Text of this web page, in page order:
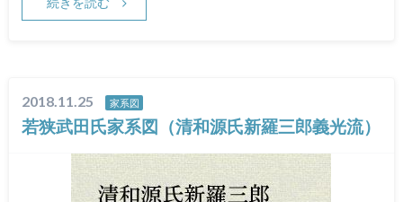
2018.11.25 家系図
若狭武田氏家系図（清和源氏新羅三郎義光流）